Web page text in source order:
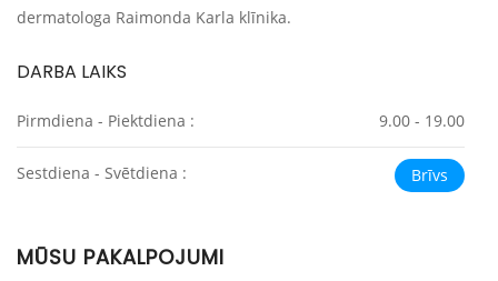
dermatologa Raimonda Karla klīnika.
DARBA LAIKS
Pirmdiena - Piektdiena : 9.00 - 19.00
Sestdiena - Svētdiena : Brīvs
MŪSU PAKALPOJUMI